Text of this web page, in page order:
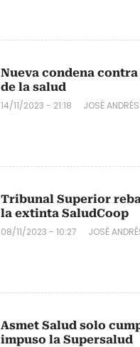
Nueva condena
de la salud
14/11/2023 - 21:18 JOSÉ
Tribunal Superior
la extinta SaludCoop
08/11/2023 - 10:27 JOSÉ
Asmet Salud solo
impuso la Supersalud